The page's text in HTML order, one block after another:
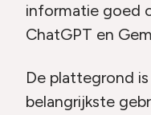
informatie goed
ChatGPT en
De plattegrond
belangrijkste